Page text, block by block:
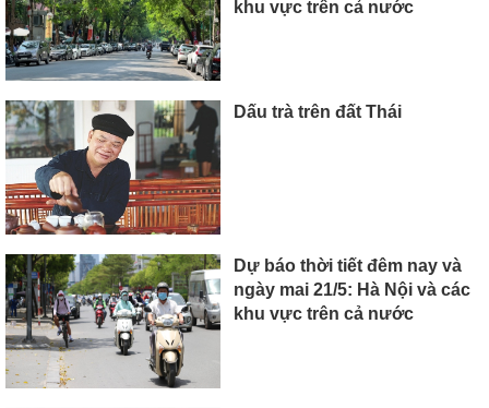
khu vực trên cả nước
Dấu trà trên đất Thái
Dự báo thời tiết đêm nay và
ngày mai 21/5: Hà Nội và các
khu vực trên cả nước